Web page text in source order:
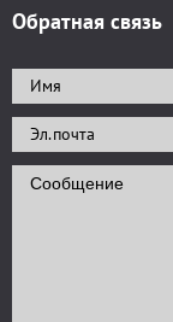
Обратная связь